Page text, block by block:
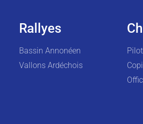
Rallyes
Bassin Annonéen
Vallons Ardéchois